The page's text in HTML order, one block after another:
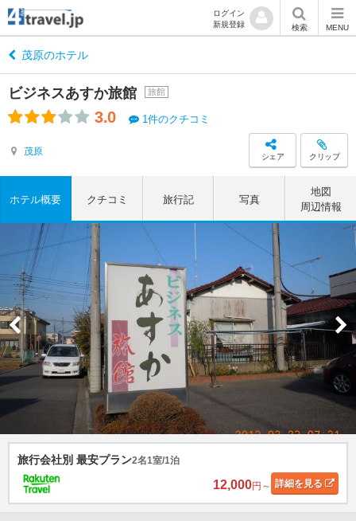
ログイン
新規登録
検索 MENU
茂原のホテル
ビジネスあすか旅館 旅館
3.0 1件のクチコミ
茂原 シェア クリップ
ホテル概要 クチコミ 旅行記 写真
地図
周辺情報
旅行会社別 最安プラン2名1室/1泊
12,000円～ 詳細を見る